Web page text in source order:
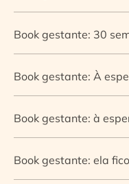
Book gestante: 30
Book gestante: À
Book gestante: à
Book gestante: ela